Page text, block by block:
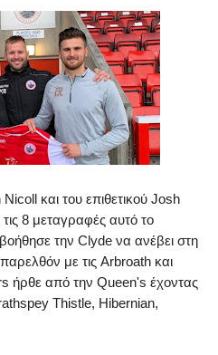
Nicoll και του επιθετικού Josh
8 μεταγραφές αυτό το
την Clydeνα ανέβει στη
με τις Arbroath και
ήρθε από την Queen's έχοντας
Thistle, Hibernian,